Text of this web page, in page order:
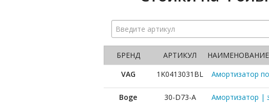
Введите
артикул:
БРЕНД АРТИКУЛ НАИМЕНОВАНИЕ
VAG
1K0413031BL Амортизатор
Boge 30-D73-A Амортизатор |